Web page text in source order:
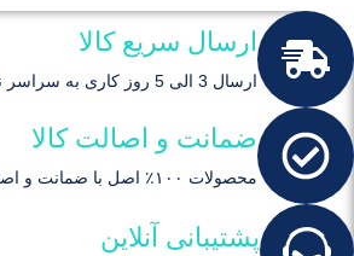
ارسال سریع کالا
ارسال 3 الی 5 روز کاری به سراسر نقاط کشور
ضمانت و اصالت کالا
محصولات ۱۰۰٪ اصل با ضمانت و اصالت کالا
پشتیبانی آنلاین